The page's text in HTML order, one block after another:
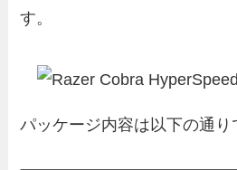
す。
パッケージ内容は以下の通り